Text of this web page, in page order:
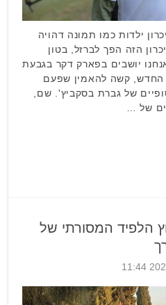
ילדות כמו תמונה דהויה
הזה הפך לברזל, בטון
יושבים בפארק דקר בגבעת
החדש, קשה להאמין שפעם
של גברת בסקביץ'. שם,
של …
הלפיד המסורתי של